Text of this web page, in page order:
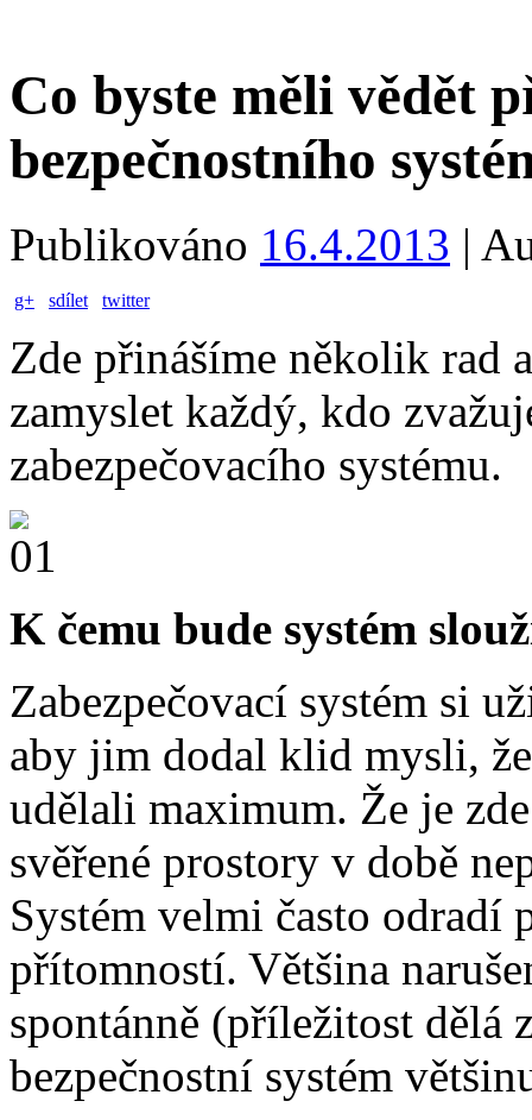
Co byste měli vědět
bezpečnostního
Publikováno 16.4.2013 |
g+ sdílet twitter
Zde přinášíme několik rad
zamyslet každý, kdo
zabezpečovacího systému.
K čemu bude systém
Zabezpečovací systém si
aby jim dodal klid mysli,
udělali maximum. Že je
svěřené prostory v době
Systém velmi často odradí
přítomností. Většina
spontánně (příležitost dělá
bezpečnostní systém